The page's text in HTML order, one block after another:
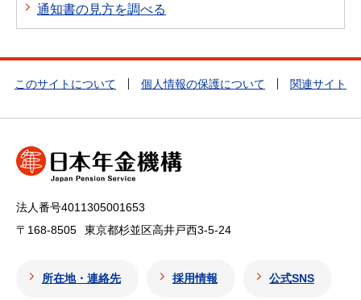
通知書の見方を調べる
このサイトについて 個人情報の保護について 関連サイト
法人番号4011305001653
〒168-8505
東京都杉並区高井戸西3-5-24
所在地・連絡先 採用情報 公式SNS